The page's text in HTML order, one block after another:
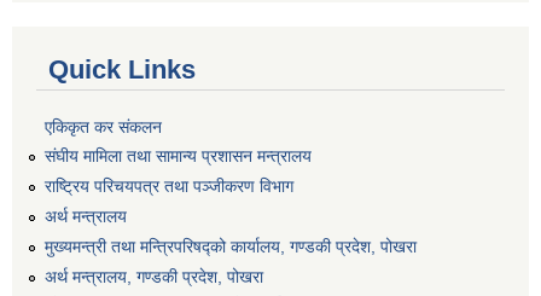
Quick Links
एकिकृत कर संकलन
संघीय मामिला तथा सामान्य प्रशासन मन्त्रालय
राष्ट्रिय परिचयपत्र तथा पञ्जीकरण विभाग
अर्थ मन्त्रालय
मुख्यमन्त्री तथा मन्त्रिपरिषद्को कार्यालय, गण्डकी प्रदेश, पोखरा
अर्थ मन्त्रालय, गण्डकी प्रदेश, पोखरा